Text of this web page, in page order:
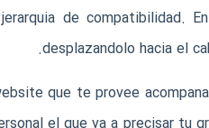
de compatibilidad.
desplazandolo hacia el
que te provee